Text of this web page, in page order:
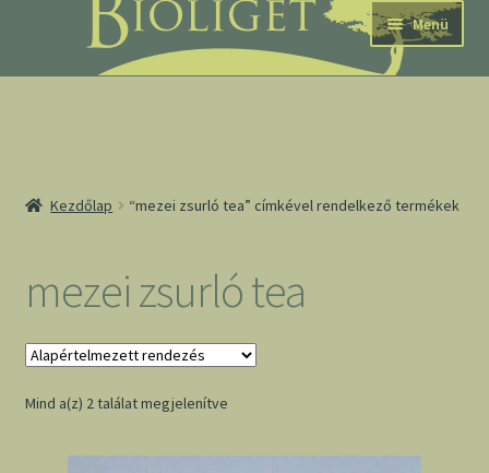
navigációhoz
tartalomba
Menü
Kezdőlap “mezei zsurló tea” címkével rendelkező termékek
mezei zsurló tea
Mind a(z) 2 találat megjelenítve